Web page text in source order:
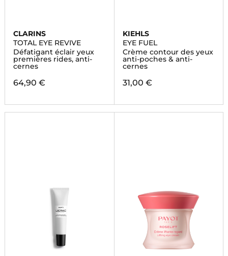
CLARINS
TOTAL EYE REVIVE
Défatigant éclair yeux
premières rides, anti-
cernes
64,90 €
KIEHLS
EYE FUEL
Crème contour des yeux
anti-poches & anti-
cernes
31,00 €